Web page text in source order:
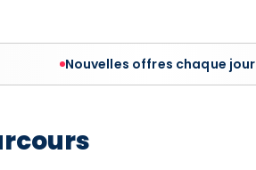
Nouvelles offres chaque jour